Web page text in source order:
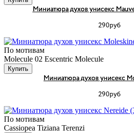
Миниатюра духов унисекс
290руб
По мотивам
Molecule 02 Escentric Molecule
Купить
Миниатюра духов унисекс
290руб
По мотивам
Cassiopea Tiziana Terenzi